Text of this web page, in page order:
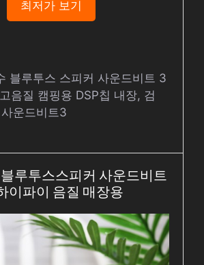
최저가 보기
블루투스 스피커 사운드비트 3
음질 캠핑용 DSP칩 내장, 검
운드비트3
블루투스스피커 사운드비트
하이파이 음질 매장용